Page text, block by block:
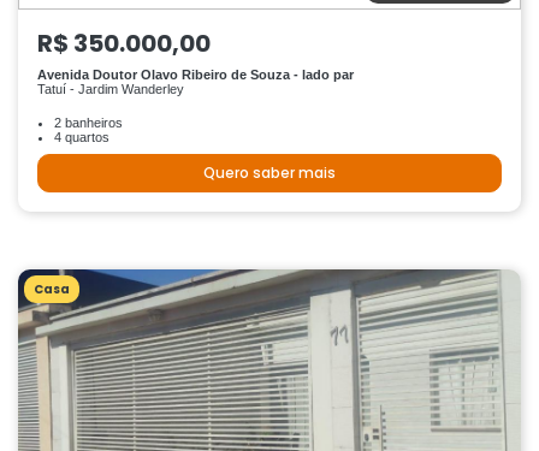
R$ 350.000,00
Avenida Doutor Olavo Ribeiro de Souza - lado par
Tatuí - Jardim Wanderley
2 banheiros
4 quartos
Quero saber mais
Casa